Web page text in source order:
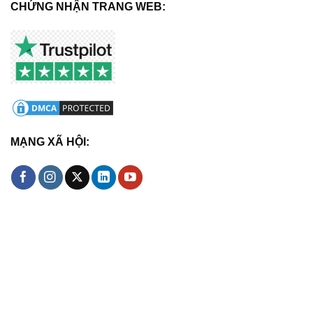
CHỨNG NHẬN TRANG WEB:
MẠNG XÃ HỘI: